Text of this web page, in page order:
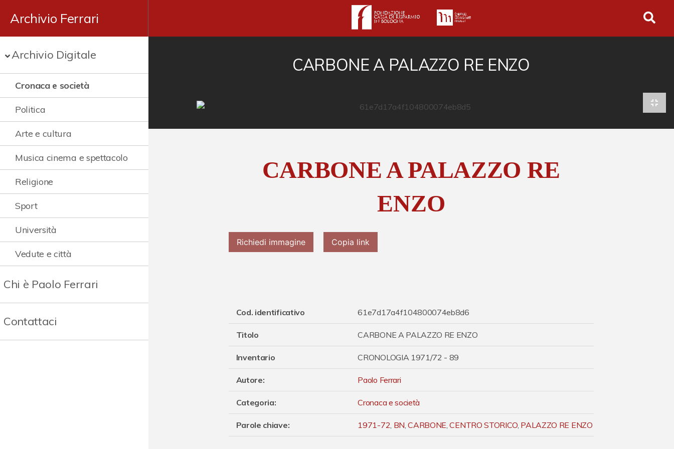
Archivio Ferrari
Archivio Digitale
Cronaca e società
Politica
Arte e cultura
Musica cinema e spettacolo
Religione
Sport
Università
Vedute e città
Chi è Paolo Ferrari
Contattaci
CARBONE A PALAZZO RE ENZO
CARBONE A PALAZZO RE
ENZO
Richiedi immagine Copia link
Cod. identificativo 61e7d17a4f104800074eb8d6
Titolo CARBONE A PALAZZO RE ENZO
Inventario CRONOLOGIA 1971/72 - 89
Autore: Paolo Ferrari
Categoria: Cronaca e società
Parole chiave: 1971-72, BN,CARBONE,CENTRO STORICO, PALAZZO RE ENZO